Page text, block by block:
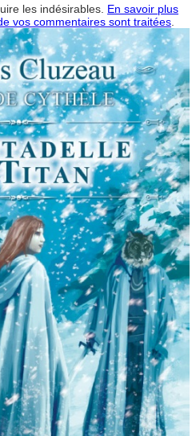
les indésirables. En savoir plus
vos commentaires sont traitées